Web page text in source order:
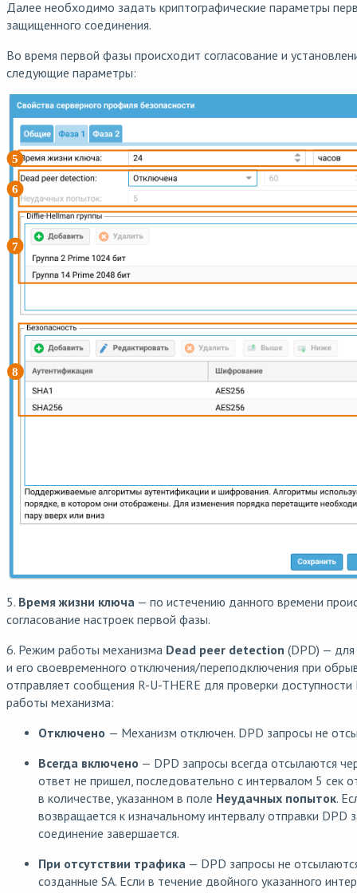
Далее необходимо задать криптографические параметры
защищенного соединения.
Во время первой фазы происходит согласование и
следующие параметры:
5. Время жизни ключа — по истечению данного времени
согласование настроек первой фазы.
6. Режим работы механизма Dead peer detection (DPD) — для
и его своевременного отключения/переподключения при
отправляет сообщения R-U-THERE для проверки
работы механизма:
Отключено — Механизм отключен. DPD запросы не
Всегда включено — DPD запросы всегда отсылаются
ответ не пришел, последовательно с интервалом 5 сек
в количестве, указанном в поле Неудачных попыток.
возвращается к изначальному интервалу отправки DPD
соединение завершается.
При отсутствии трафика — DPD запросы не
созданные SA. Если в течение двойного указанного